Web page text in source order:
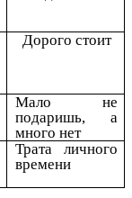
Дорого стоит
Мало не
подаришь, а
много нет
Трата личного
времени